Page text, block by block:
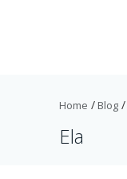
Home Blog
Ela